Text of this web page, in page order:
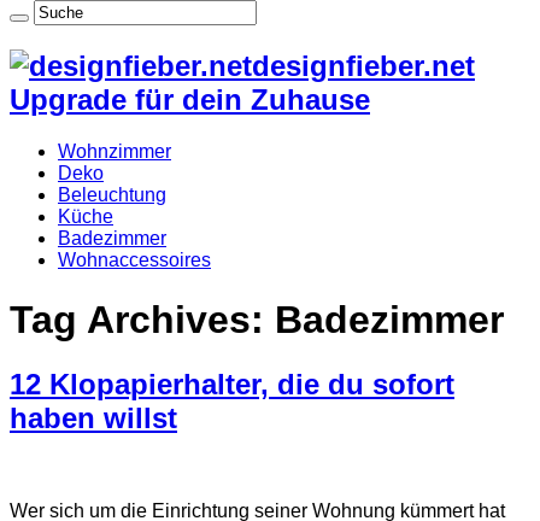
designfieber.net
Upgrade für dein Zuhause
Wohnzimmer
Deko
Beleuchtung
Küche
Badezimmer
Wohnaccessoires
Tag Archives: Badezimmer
12 Klopapierhalter, die du sofort
haben willst
Wer sich um die Einrichtung seiner Wohnung kümmert hat